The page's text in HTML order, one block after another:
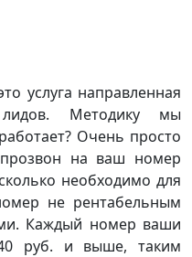
услуга направленная
Методику мы
Очень просто
на ваш номер
необходимо для
не рентабельным
Каждый номер ваши
руб. и выше, таким